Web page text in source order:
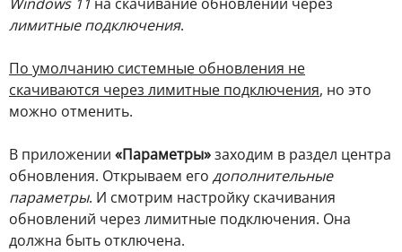
лимитные подключения.
По умолчанию системные обновления не
скачиваются через лимитные подключения, но это
можно отменить.
В приложении «Параметры»заходим в раздел центра
обновления. Открываем его дополнительные
параметры. И смотрим настройку скачивания
обновлений через лимитные подключения. Она
должна быть отключена.